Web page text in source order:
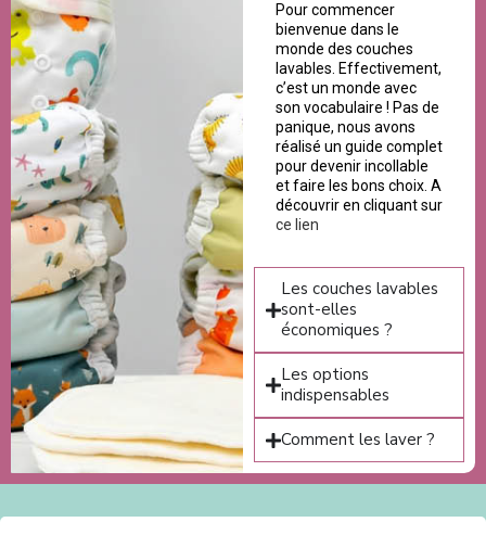
Pour commencer
bienvenue dans le
monde des couches
lavables. Effectivement,
c’est un monde avec
son vocabulaire ! Pas de
panique, nous avons
réalisé un guide complet
pour devenir incollable
et faire les bons choix. A
découvrir en cliquant sur
ce lien
Les couches lavables
sont-elles
économiques ?
Les options
indispensables
Comment les laver ?